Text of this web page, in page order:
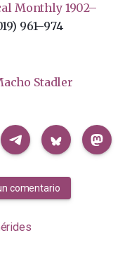
Monthly 1902–
961–974
Stadler
comentario